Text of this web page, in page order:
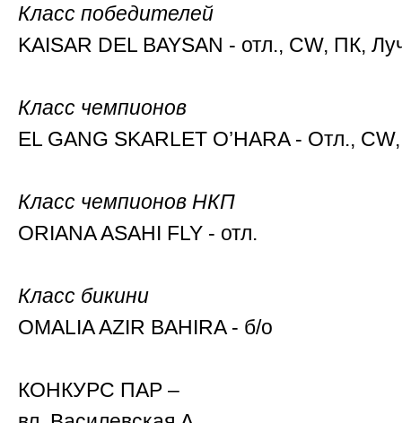
Класс победителей
KAISAR DEL BAYSAN - отл., CW, ПК,
Класс чемпионов
EL GANG SKARLET O’HARA - Отл.,
Класс чемпионов НКП
ОRIANA ASAHI FLY - отл.
Класс бикини
OMALIA AZIR BAHIRA - б/о
КОНКУРС ПАР –